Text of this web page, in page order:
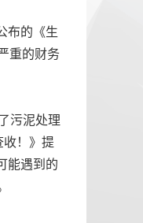
布的《生
重的财务
污泥处理
！》提
能遇到的